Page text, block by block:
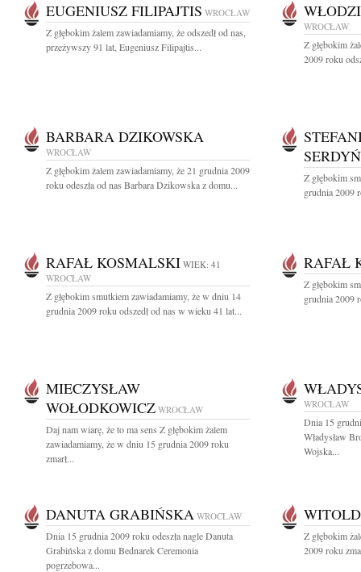
EUGENIUSZ FILIPAJTIS WROCŁAW
Z głębokim żalem zawiadamiamy, że odszedł od nas,
przeżywszy 91 lat, Eugeniusz Filipajtis...
WROCŁAW
Z głębokim
2009 roku
BARBARA DZIKOWSKA
WROCŁAW
Z głębokim żalem zawiadamiamy, że 21 grudnia 2009
roku odeszła od nas Barbara Dzikowska z domu...
Z głębokim
grudnia 2009
RAFAŁ KOSMALSKI WIEK: 41
WROCŁAW
Z głębokim smutkiem zawiadamiamy, że w dniu 14
grudnia 2009 roku odszedł od nas w wieku 41 lat...
RAFAŁ
Z głębokim
grudnia 2009
MIECZYSŁAW
WOŁODKOWICZ WROCŁAW
Daj nam wiarę, że to ma sens Z głębokim żalem
zawiadamiamy, że w dniu 15 grudnia 2009 roku
zmarł...
WROCŁAW
Dnia 15
Władysław
Wojska...
DANUTA GRABIŃSKA WROCŁAW
Dnia 15 grudnia 2009 roku odeszła nagle Danuta
Grabińska z domu Bednarek Ceremonia
pogrzebowa...
Z głębokim
2009 roku